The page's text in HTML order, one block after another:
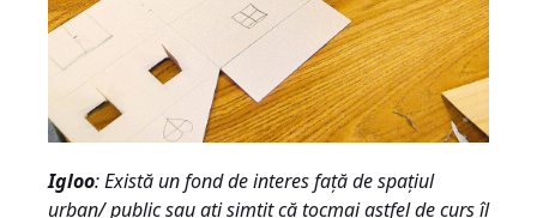
Igloo: Există un fond de interes faţă de spaţiul
urban/ public sau aţi simţit că tocmai astfel de curs îl